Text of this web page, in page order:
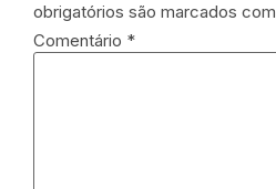
obrigatórios são marcados com
Comentário *